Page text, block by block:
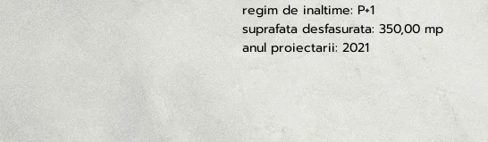
regim de inaltime: P+1
suprafata desfasurata: 350,00 mp
anul proiectarii: 2021